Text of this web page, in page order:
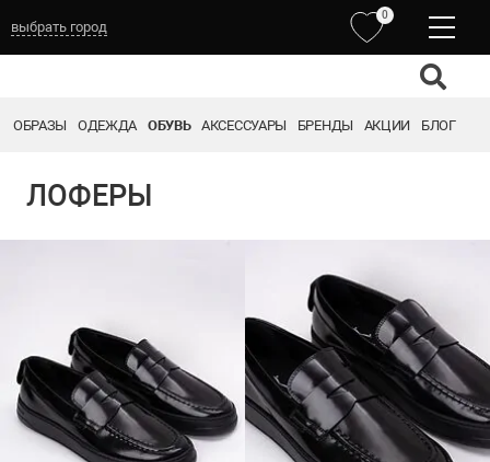
выбрать город
0
ОБРАЗЫ ОДЕЖДА ОБУВЬ АКСЕССУАРЫ БРЕНДЫ АКЦИИ БЛОГ
ЛОФЕРЫ